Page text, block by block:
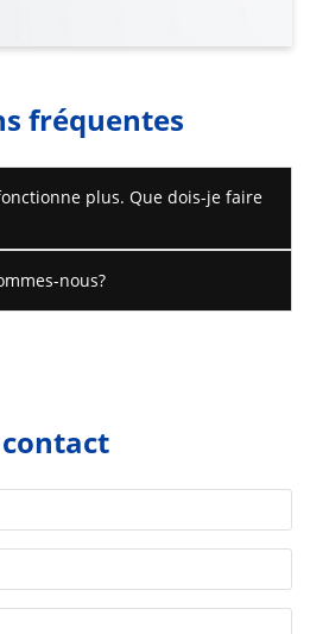
fréquentes
plus. Que dois-je faire
nous?